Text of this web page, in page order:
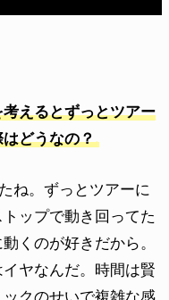
えるとずっとツアー
どうなの？
ね。ずっとツアーに
ップで動き回ってた
くのが好きだから。
ヤなんだ。時間は賢
クのせいで複雑な感